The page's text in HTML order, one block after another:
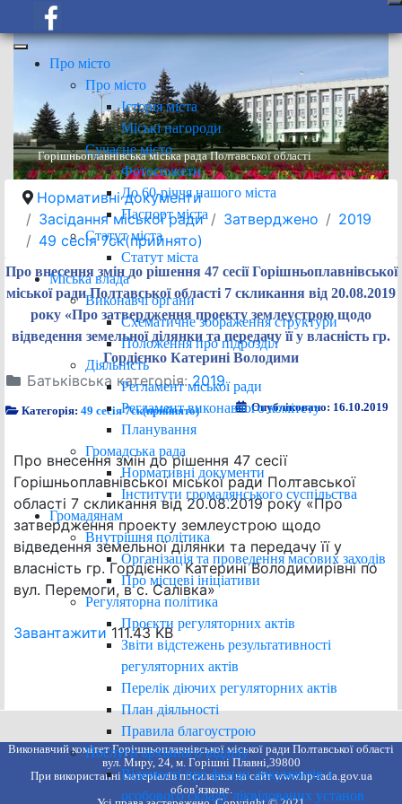
Про місто
Про місто
Історія міста
Міські нагороди
Сучасне місто
Фотосюжети
До 60-річчя нашого міста
Паспорт міста
Статут міста
Статут міста
Міська влада
Виконавчі органи
Схематичне зображення структури
Положення про підрозділ
Діяльність
Регламент міської ради
Регламент виконавчого комітету
Планування
Громадська рада
Нормативні документи
Інститути громадянського суспільства
Громадянам
Внутрішня політика
Організація та проведення масових заходів
Про місцеві ініціативи
Регуляторна політика
Проєкти регуляторних актів
Звіти відстежень результативності
регуляторних актів
Перелік діючих регуляторних актів
План діяльності
Правила благоустрою
Послуги архівного відділу
Відомості про фонди документів з
особового складу ліквідованих установ
Горішньоплавнівська міська рада Полтавської області
Нормативні документи
Засідання міської ради
Затверджено
2019
49 сесія 7ск(прийнято)
Про внесення змін до рішення 47 сесії Горішньоплавнівської
міської ради Полтавської області 7 скликання від 20.08.2019
року «Про затвердження проекту землеустрою щодо
відведення земельної ділянки та передачу її у власність гр.
Гордієнко Катерині Володими
Батьківська категорія:2019
Категорія:49 сесія 7ск(прийнято) Опубліковано: 16.10.2019
Про внесення змін до рішення 47 сесії
Горішньоплавнівської міської ради Полтавської
області 7 скликання від 20.08.2019 року «Про
затвердження проекту землеустрою щодо
відведення земельної ділянки та передачу її у
власність гр. Гордієнко Катерині Володимирівні по
вул. Перемоги, в с. Салівка»
Завантажити 111.43 KB
Виконавчий комітет Горішньоплавнівської міської ради Полтавської області
вул. Миру, 24, м. Горішні Плавні,39800
При використанні матеріалів посилання на сайт www.hp-rada.gov.ua
обов’язкове.